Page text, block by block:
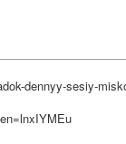
dennyy-sesiy-